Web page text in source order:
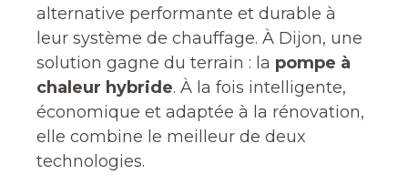
alternative performante et durable à
leur système de chauffage. À Dijon, une
solution gagne du terrain : la pompe à
chaleur hybride. À la fois intelligente,
économique et adaptée à la rénovation,
elle combine le meilleur de deux
technologies.